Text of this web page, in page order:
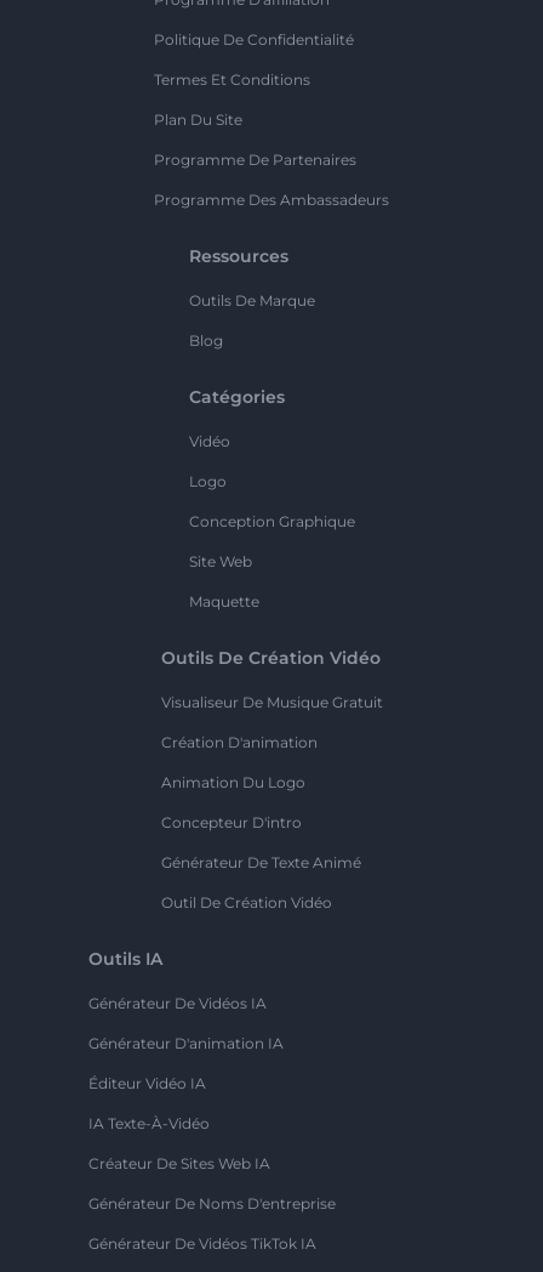
Politique De Confidentialité
Termes Et Conditions
Plan Du Site
Programme De Partenaires
Programme Des Ambassadeurs
Ressources
Outils De Marque
Blog
Catégories
Vidéo
Logo
Conception Graphique
Site Web
Maquette
Outils De Création Vidéo
Visualiseur De Musique Gratuit
Création D'animation
Animation Du Logo
Concepteur D'intro
Générateur De Texte Animé
Outil De Création Vidéo
Outils IA
Générateur De Vidéos IA
Générateur D'animation IA
Éditeur Vidéo IA
IA Texte-À-Vidéo
Créateur De Sites Web IA
Générateur De Noms D'entreprise
Générateur De Vidéos TikTok IA